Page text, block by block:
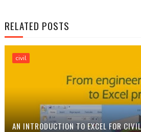
RELATED POSTS
civil
AN INTRODUCTION TO EXCEL FOR